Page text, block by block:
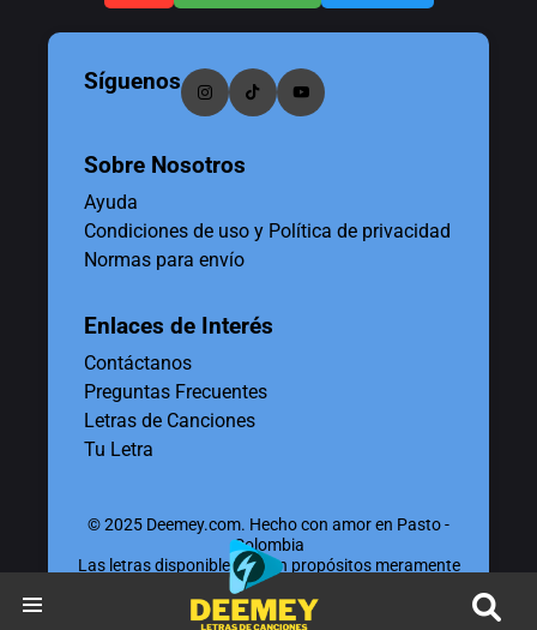
Síguenos
Sobre Nosotros
Ayuda
Condiciones de uso y Política de privacidad
Normas para envío
Enlaces de Interés
Contáctanos
Preguntas Frecuentes
Letras de Canciones
Tu Letra
© 2025 Deemey.com. Hecho con amor en Pasto -
Colombia
Las letras disponibles tienen propósitos meramente
educativos